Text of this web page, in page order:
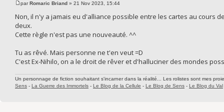
parRomaric Briand » 21 Nov 2023, 15:44
Non, il n'y a jamais eu d'alliance possible entre les cartes au cours
deux.
Cette règle n'est pas une nouveauté. ^^
Tu as rêvé. Mais personne ne t'en veut =D
C'est Ex-Nihilo, on a le droit de rêver et d'halluciner des mondes
Un personnage de fiction souhaitant s'incarner dans la réalité... Les rolistes sont mes
Sens - La Guerre des Immortels - Le Blog de la Cellule - Le Blog de Sens - Le Blog du Val